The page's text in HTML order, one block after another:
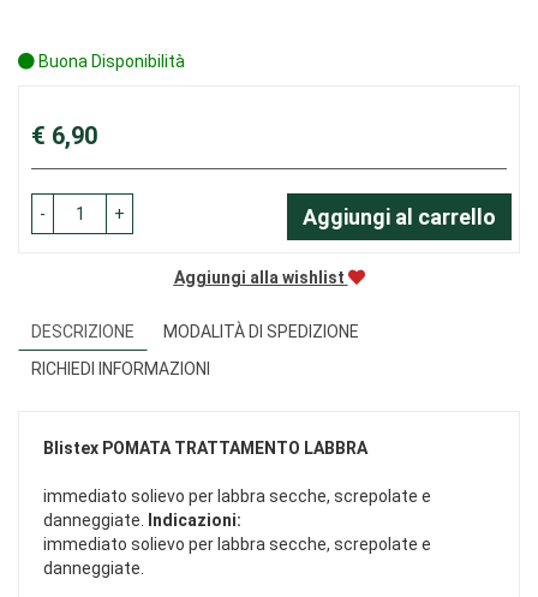
Buona Disponibilità
Prezzo
€ 6,90
- + Aggiungi al carrello
Aggiungi alla wishlist
DESCRIZIONE
MODALITÀ DI SPEDIZIONE
RICHIEDI INFORMAZIONI
Blistex POMATA TRATTAMENTO LABBRA
immediato solievo per labbra secche, screpolate e
danneggiate. Indicazioni:
immediato solievo per labbra secche, screpolate e
danneggiate.